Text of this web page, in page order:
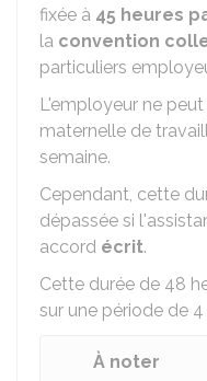
fixée à 45 heures
la convention
particuliers
L'employeur ne
maternelle de
semaine.
Cependant, cette
dépassée si
accord écrit.
Cette durée de 48
sur une période de 4
À noter